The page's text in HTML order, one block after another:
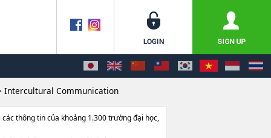
Intercultural Communication
các thông tin của khoảng 1.300 trường đại học,